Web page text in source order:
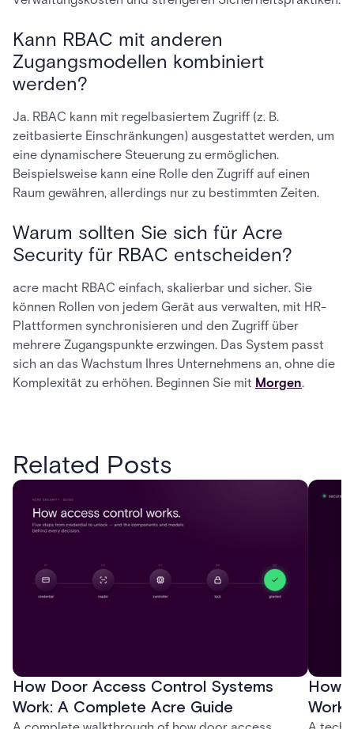
Kann RBAC mit anderen
Zugangsmodellen kombiniert
werden?
Ja. RBAC kann mit regelbasiertem Zugriff (z. B.
zeitbasierte Einschränkungen) ausgestattet werden, um
eine dynamischere Steuerung zu ermöglichen.
Beispielsweise kann eine Rolle den Zugriff auf einen
Raum gewähren, allerdings nur zu bestimmten Zeiten.
Warum sollten Sie sich für Acre
Security für RBAC entscheiden?
acre macht RBAC einfach, skalierbar und sicher. Sie
können Rollen von jedem Gerät aus verwalten, mit HR-
Plattformen synchronisieren und den Zugriff über
mehrere Zugangspunkte erzwingen. Das System passt
sich an das Wachstum Ihres Unternehmens an, ohne die
Komplexität zu erhöhen. Beginnen Sie mit Morgen.
Related Posts
How Door Access Control Systems
Work: A Complete Acre Guide
How